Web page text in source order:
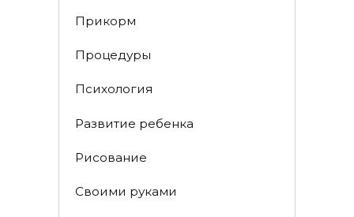
Прикорм
Процедуры
Психология
Развитие ребенка
Рисование
Своими руками